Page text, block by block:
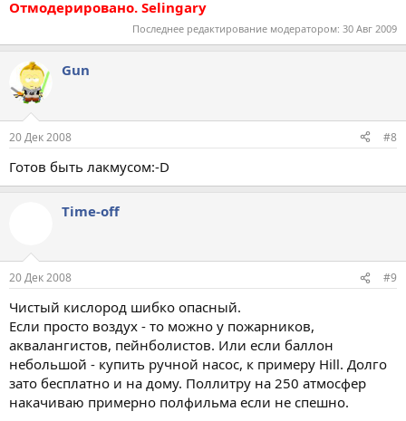
Отмодерировано. Selingary
Последнее редактирование модератором: 30 Авг 2009
Gun
20 Дек 2008 #8
Готов быть лакмусом:-D
Time-off
20 Дек 2008 #9
Чистый кислород шибко опасный.
Если просто воздух - то можно у пожарников,
аквалангистов, пейнболистов. Или если баллон
небольшой - купить ручной насос, к примеру Hill. Долго
зато бесплатно и на дому. Поллитру на 250 атмосфер
накачиваю примерно полфильма если не спешно.